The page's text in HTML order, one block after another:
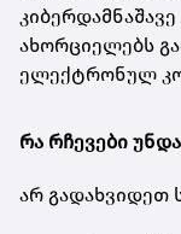
ახორციელებს
ელექტრონულ
რა რჩევები
არ გადახვიდეთ